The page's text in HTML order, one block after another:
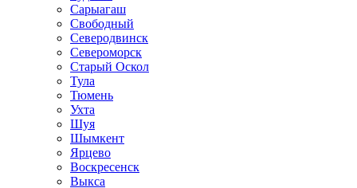
Сарыагаш
Свободный
Северодвинск
Североморск
Старый Оскол
Тула
Тюмень
Ухта
Шуя
Шымкент
Ярцево
Воскресенск
Выкса